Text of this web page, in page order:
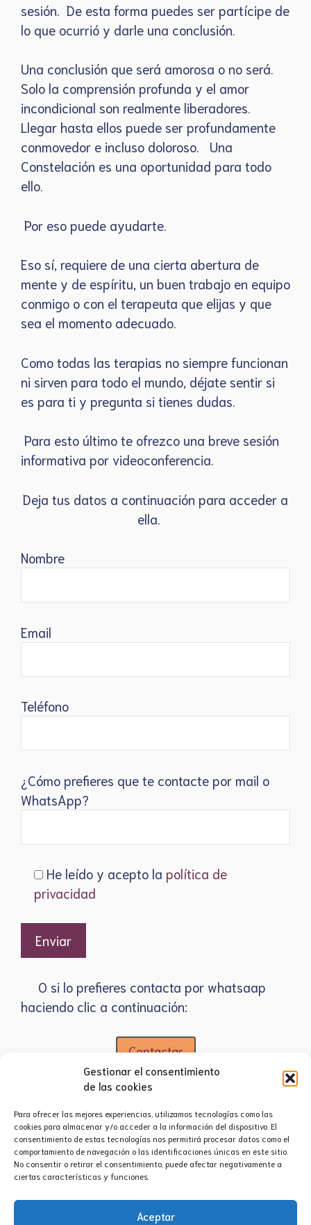
Gestionar el consentimiento
de las cookies
Para ofrecer las mejores experiencias, utilizamos tecnologías como las
cookies para almacenar y/o acceder a la información del dispositivo. El
consentimiento de estas tecnologías nos permitirá procesar datos como el
comportamiento de navegación o las identificaciones únicas en este sitio.
No consentir o retirar el consentimiento, puede afectar negativamente a
ciertas características y funciones.
Aceptar
sesión. De esta forma puedes ser partícipe de
lo que ocurrió y darle una conclusión.
Una conclusión que será amorosa o no será.
Solo la comprensión profunda y el amor
incondicional son realmente liberadores.
Llegar hasta ellos puede ser profundamente
conmovedor e incluso doloroso. Una
Constelación es una oportunidad para todo
ello.
Por eso puede ayudarte.
Eso sí, requiere de una cierta abertura de
mente y de espíritu, un buen trabajo en equipo
conmigo o con el terapeuta que elijas y que
sea el momento adecuado.
Como todas las terapias no siempre funcionan
ni sirven para todo el mundo, déjate sentir si
es para ti y pregunta si tienes dudas.
Para esto último te ofrezco una breve sesión
informativa por videoconferencia.
Deja tus datos a continuación para acceder a
ella.
Nombre
Email
Teléfono
¿Cómo prefieres que te contacte por mail o
WhatsApp?
He leído y acepto la política de
privacidad
O si lo prefieres contacta por whatsaap
haciendo clic a continuación:
Contactar
Política de privacidad